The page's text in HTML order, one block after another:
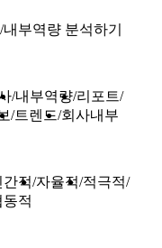
내부역량 분석하기
내부역량 리포트
트렌드 회사내부
간적 자율적 적극적
동적